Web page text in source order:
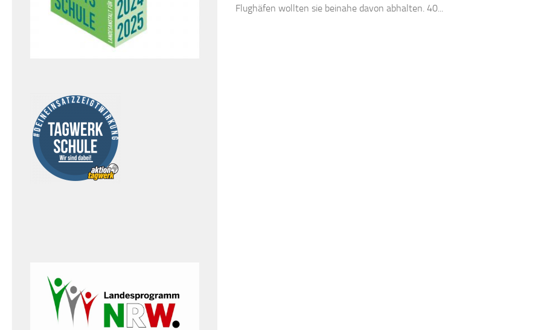
Flughäfen wollten sie beinahe davon abhalten. 40...